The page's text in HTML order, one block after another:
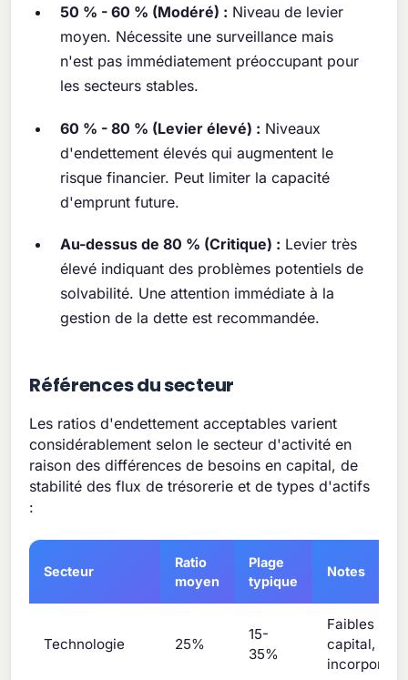
50 % - 60 % (Modéré) : Niveau de levier
moyen. Nécessite une surveillance mais
n'est pas immédiatement préoccupant pour
les secteurs stables.
60 % - 80 % (Levier élevé) : Niveaux
d'endettement élevés qui augmentent le
risque financier. Peut limiter la capacité
d'emprunt future.
Au-dessus de 80 % (Critique) : Levier très
élevé indiquant des problèmes potentiels de
solvabilité. Une attention immédiate à la
gestion de la dette est recommandée.
Références du secteur
Les ratios d'endettement acceptables varient
considérablement selon le secteur d'activité en
raison des différences de besoins en capital, de
stabilité des flux de trésorerie et de types d'actifs
:
Secteur
Ratio
moyen
Plage
typique
Notes
Technologie 25%
15-
35%
Faibles
capital,
incorporels